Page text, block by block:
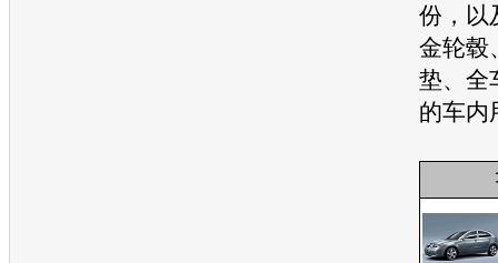
份，以
金轮毂
垫、全
的车内